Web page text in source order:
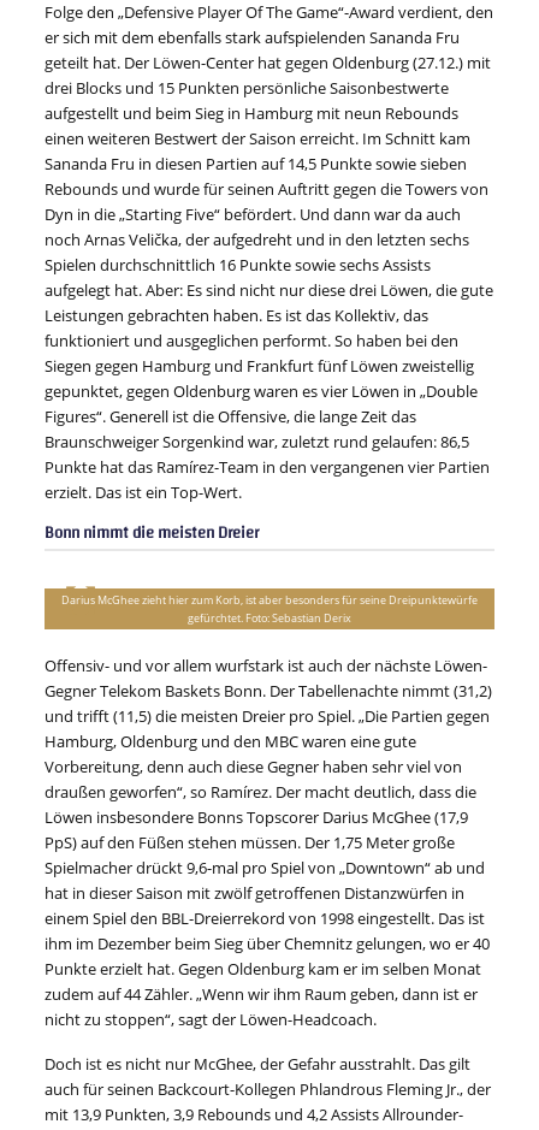
Folge den „Defensive Player Of The Game“-Award verdient, den
er sich mit dem ebenfalls stark aufspielenden Sananda Fru
geteilt hat. Der Löwen-Center hat gegen Oldenburg (27.12.) mit
drei Blocks und 15 Punkten persönliche Saisonbestwerte
aufgestellt und beim Sieg in Hamburg mit neun Rebounds
einen weiteren Bestwert der Saison erreicht. Im Schnitt kam
Sananda Fru in diesen Partien auf 14,5 Punkte sowie sieben
Rebounds und wurde für seinen Auftritt gegen die Towers von
Dyn in die „Starting Five“ befördert. Und dann war da auch
noch Arnas Velička, der aufgedreht und in den letzten sechs
Spielen durchschnittlich 16 Punkte sowie sechs Assists
aufgelegt hat. Aber: Es sind nicht nur diese drei Löwen, die gute
Leistungen gebrachten haben. Es ist das Kollektiv, das
funktioniert und ausgeglichen performt. So haben bei den
Siegen gegen Hamburg und Frankfurt fünf Löwen zweistellig
gepunktet, gegen Oldenburg waren es vier Löwen in „Double
Figures“. Generell ist die Offensive, die lange Zeit das
Braunschweiger Sorgenkind war, zuletzt rund gelaufen: 86,5
Punkte hat das Ramírez-Team in den vergangenen vier Partien
erzielt. Das ist ein Top-Wert.
Bonn nimmt die meisten Dreier
Darius McGhee zieht hier zum Korb, ist aber besonders für seine Dreipunktewürfe
gefürchtet. Foto: Sebastian Derix
Offensiv- und vor allem wurfstark ist auch der nächste Löwen-
Gegner Telekom Baskets Bonn. Der Tabellenachte nimmt (31,2)
und trifft (11,5) die meisten Dreier pro Spiel. „Die Partien gegen
Hamburg, Oldenburg und den MBC waren eine gute
Vorbereitung, denn auch diese Gegner haben sehr viel von
draußen geworfen“, so Ramírez. Der macht deutlich, dass die
Löwen insbesondere Bonns Topscorer Darius McGhee (17,9
PpS) auf den Füßen stehen müssen. Der 1,75 Meter große
Spielmacher drückt 9,6-mal pro Spiel von „Downtown“ ab und
hat in dieser Saison mit zwölf getroffenen Distanzwürfen in
einem Spiel den BBL-Dreierrekord von 1998 eingestellt. Das ist
ihm im Dezember beim Sieg über Chemnitz gelungen, wo er 40
Punkte erzielt hat. Gegen Oldenburg kam er im selben Monat
zudem auf 44 Zähler. „Wenn wir ihm Raum geben, dann ist er
nicht zu stoppen“, sagt der Löwen-Headcoach.
Doch ist es nicht nur McGhee, der Gefahr ausstrahlt. Das gilt
auch für seinen Backcourt-Kollegen Phlandrous Fleming Jr., der
mit 13,9 Punkten, 3,9 Rebounds und 4,2 Assists Allrounder-